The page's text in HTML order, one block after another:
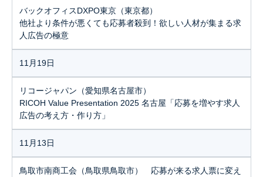
バックオフィスDXPO東京（東京都）
他社より条件が悪くても応募者殺到！欲しい人材が集まる求
人広告の極意
11月19日
リコージャパン（愛知県名古屋市）
RICOH Value Presentation 2025 名古屋「応募を増やす求人
広告の考え方・作り方」
11月13日
鳥取市南商工会（鳥取県鳥取市） 応募が来る求人票に変え